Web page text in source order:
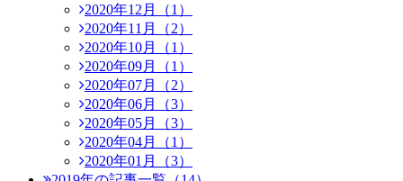
2020年12月（1）
2020年11月（2）
2020年10月（1）
2020年09月（1）
2020年07月（2）
2020年06月（3）
2020年05月（3）
2020年04月（1）
2020年01月（3）